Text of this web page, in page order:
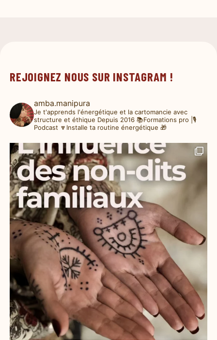
REJOIGNEZ NOUS SUR INSTAGRAM !
amba.manipura
Je t'apprends l'énergétique et la cartomancie avec
structure et éthique Depuis 2016 📚Formations pro |🎙️
Podcast 🔽Installe ta routine énergétique 🎁